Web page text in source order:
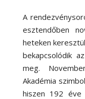
A
esztendőben
heteken
bekapcsolódik
meg.
Akadémia
hiszen 192 éve